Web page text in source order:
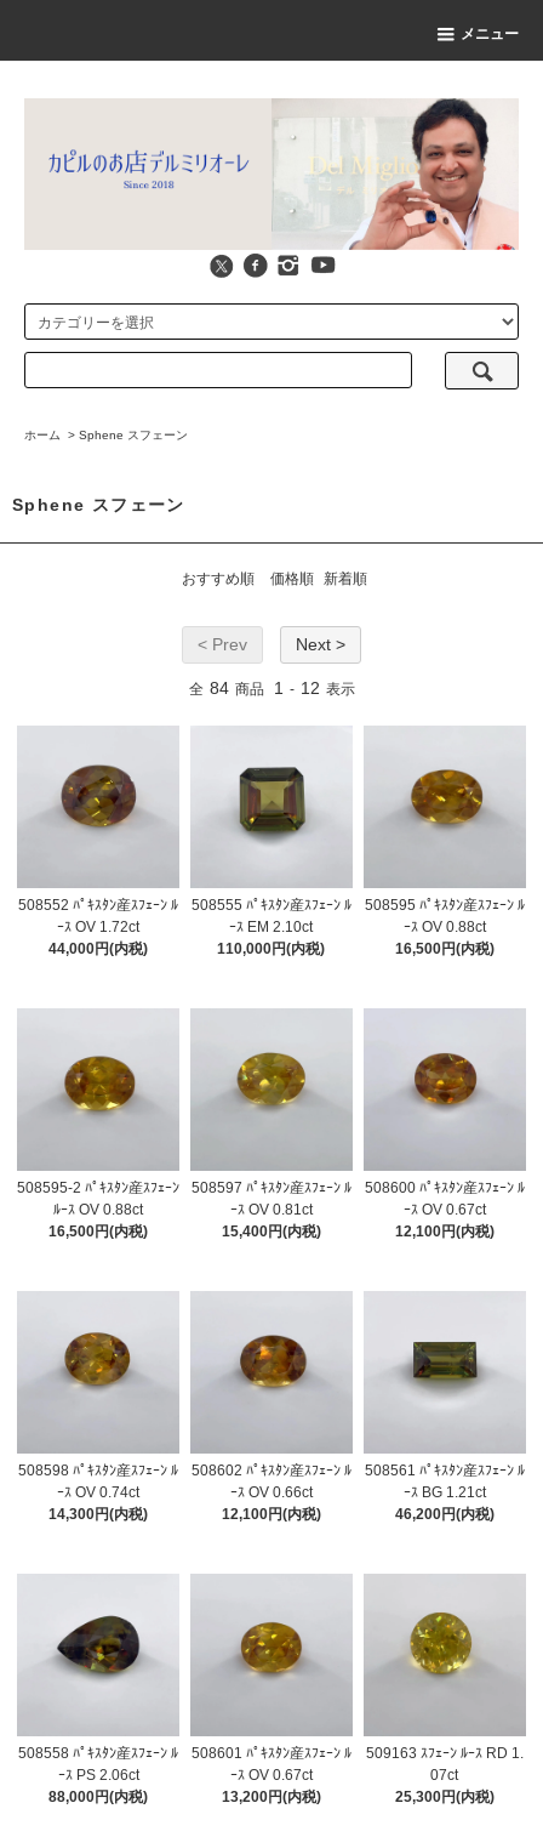
メニュー
ホーム > Sphene スフェーン
Sphene スフェーン
おすすめ順 価格順 新着順
< Prev Next >
全 84 商品 1 - 12 表示
508552 ﾊﾟｷｽﾀﾝ産ｽﾌｪｰﾝ ﾙ
ｰｽ OV 1.72ct
44,000円(内税)
508555 ﾊﾟｷｽﾀﾝ産ｽﾌｪｰﾝ ﾙ
ｰｽ EM 2.10ct
110,000円(内税)
508595 ﾊﾟｷｽﾀﾝ産ｽﾌｪｰﾝ ﾙ
ｰｽ OV 0.88ct
16,500円(内税)
508595-2 ﾊﾟｷｽﾀﾝ産ｽﾌｪｰﾝ
ﾙｰｽ OV 0.88ct
16,500円(内税)
508597 ﾊﾟｷｽﾀﾝ産ｽﾌｪｰﾝ ﾙ
ｰｽ OV 0.81ct
15,400円(内税)
508600 ﾊﾟｷｽﾀﾝ産ｽﾌｪｰﾝ ﾙ
ｰｽ OV 0.67ct
12,100円(内税)
508598 ﾊﾟｷｽﾀﾝ産ｽﾌｪｰﾝ ﾙ
ｰｽ OV 0.74ct
14,300円(内税)
508602 ﾊﾟｷｽﾀﾝ産ｽﾌｪｰﾝ ﾙ
ｰｽ OV 0.66ct
12,100円(内税)
508561 ﾊﾟｷｽﾀﾝ産ｽﾌｪｰﾝ ﾙ
ｰｽ BG 1.21ct
46,200円(内税)
508558 ﾊﾟｷｽﾀﾝ産ｽﾌｪｰﾝ ﾙ
ｰｽ PS 2.06ct
88,000円(内税)
508601 ﾊﾟｷｽﾀﾝ産ｽﾌｪｰﾝ ﾙ
ｰｽ OV 0.67ct
13,200円(内税)
509163 ｽﾌｪｰﾝ ﾙｰｽ RD 1.
07ct
25,300円(内税)